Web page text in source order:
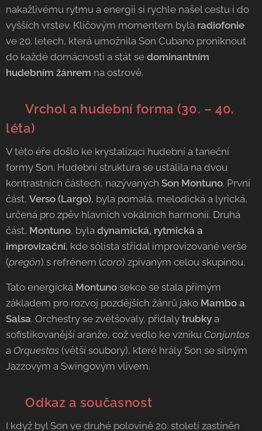
nakažlivému rytmu a energii si rychle našel cestu i do
vyšších vrstev. Klíčovým momentem byla radiofonie
ve 20. letech, která umožnila Son Cubano proniknout
do každé domácnosti a stát se dominantním
hudebním žánrem na ostrově.
Vrchol a hudební forma (30. – 40.
léta)
V této éře došlo ke krystalizaci hudební a taneční
formy Son. Hudební struktura se ustálila na dvou
kontrastních částech, nazývaných Son Montuno. První
část, Verso (Largo), byla pomalá, melodická a lyrická,
určená pro zpěv hlavních vokálních harmonií. Druhá
část, Montuno, byla dynamická, rytmická a
improvizační, kde sólista střídal improvizované verše
(pregón) s refrénem (coro) zpívaným celou skupinou.
Tato energická Montuno sekce se stala přímým
základem pro rozvoj pozdějších žánrů jako Mambo a
Salsa. Orchestry se zvětšovaly, přidaly trubky a
sofistikovanější aranže, což vedlo ke vzniku Conjuntos
a Orquestas (větší soubory), které hrály Son se silným
Jazzovým a Swingovým vlivem.
🌴 Odkaz a současnost
I když byl Son ve druhé polovině 20. století zastíněn